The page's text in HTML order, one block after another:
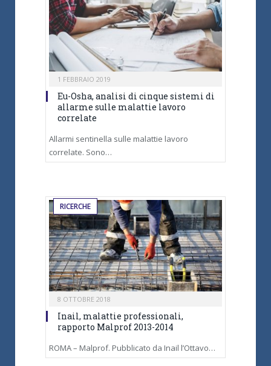
1 FEBBRAIO 2019
Eu-Osha, analisi di cinque sistemi di
allarme sulle malattie lavoro
correlate
Allarmi sentinella sulle malattie lavoro
correlate. Sono…
RICERCHE
8 OTTOBRE 2018
Inail, malattie professionali,
rapporto Malprof 2013-2014
ROMA – Malprof. Pubblicato da Inail l’Ottavo…